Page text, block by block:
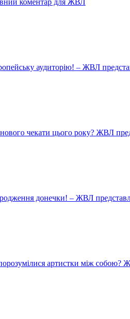
аудиторію! – ЖВЛ
чекати цього року? ЖВЛ
донечки! – ЖВЛ
артистки між собою?